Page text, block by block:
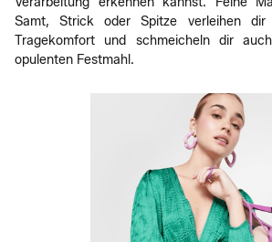
Samt, Strick oder Spitze verleihen dir
Tragekomfort und schmeicheln dir
opulenten Festmahl.